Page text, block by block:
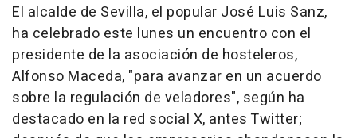
El alcalde de Sevilla, el popular José Luis Sanz,
ha celebrado este lunes un encuentro con el
presidente de la asociación de hosteleros,
Alfonso Maceda, "para avanzar en un acuerdo
sobre la regulación de veladores", según ha
destacado en la red social X, antes Twitter;